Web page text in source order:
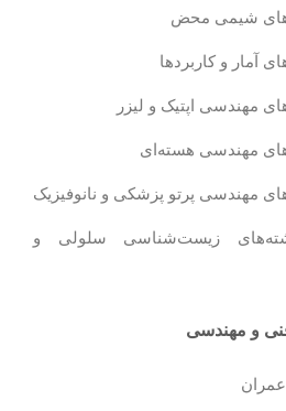
شیمی محض
آمار و کاربردها
مهندسی اپتیک و لیزر
مهندسی هسته‌ای
مهندسی پرتو پزشکی و نانوفیزیک
زیست‌شناسی سلولی و